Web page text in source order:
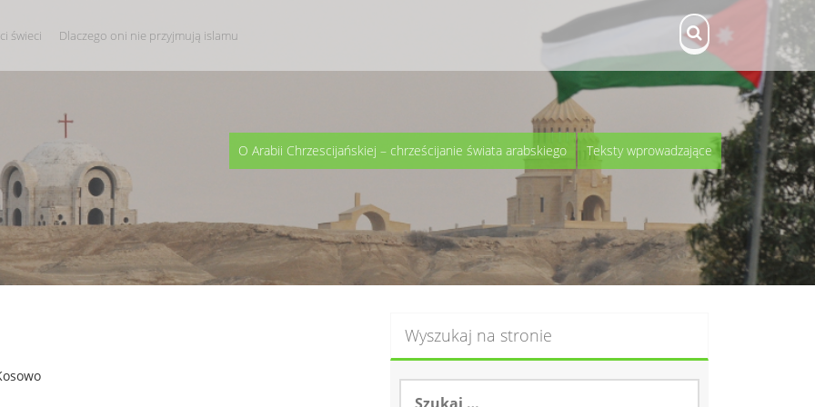
świeci Dlaczego oni nie przyjmują islamu
O Arabii Chrzescijańskiej – chrześcijanie świata arabskiego Teksty wprowadzające
Wyszukaj na stronie